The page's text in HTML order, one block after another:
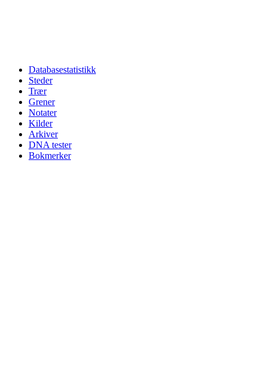
Databasestatistikk
Steder
Trær
Grener
Notater
Kilder
Arkiver
DNA tester
Bokmerker